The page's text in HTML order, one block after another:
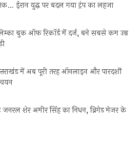
ईरान युद्ध पर बदल गया ट्रंप का लहजा
बुक ऑफ रिकॉर्ड में दर्ज, बने सबसे कम उम्र
में अब पूरी तरह ऑनलाइन और पारदर्शी
जनरल शेर अमीर सिंह का निधन, ब्रिगेड मेजर के